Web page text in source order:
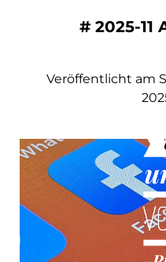
# 2025-11
Veröffentlicht am